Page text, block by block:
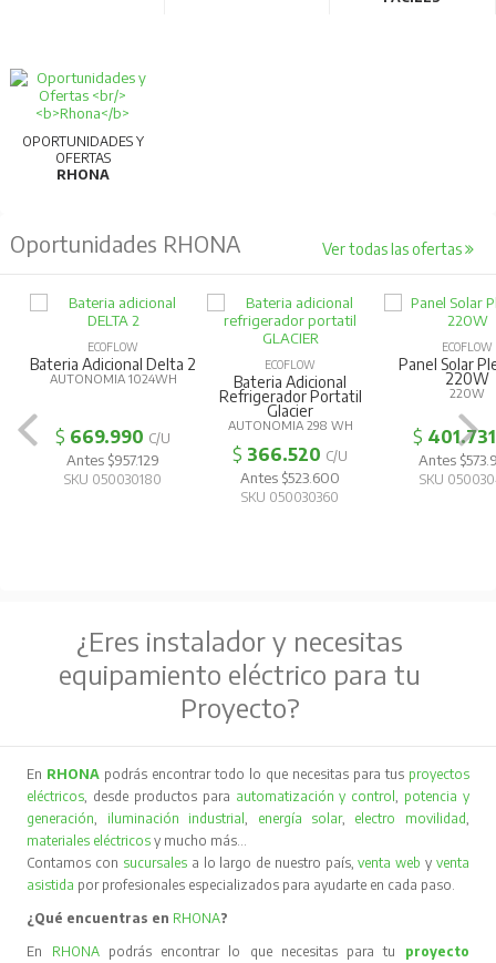
OPORTUNIDADES Y
OFERTAS
RHONA
Oportunidades RHONA Ver todas las ofertas
ECOFLOW
Bateria Adicional Delta 2
AUTONOMIA 1024WH
$ 669.990 C/U
Antes $957.129
SKU 050030180
ECOFLOW
Bateria Adicional
Refrigerador Portatil
Glacier
AUTONOMIA 298 WH
$ 366.520 C/U
Antes $523.600
SKU 050030360
ECOFLOW
Panel Solar
220W
220W
$ 401.731
Antes
SKU
¿Eres instalador y necesitas
equipamiento eléctrico para tu
Proyecto?
En RHONA podrás encontrar todo lo que necesitas para tus proyectos
eléctricos , desde productos para automatización y control
potencia y
generación
iluminación industrial energía solar, electro movilidad
materiales eléctricos y mucho más…
Contamos con sucursales a lo largo de nuestro país,venta web y venta
asistida por profesionales especializados para ayudarte en cada paso.
¿Qué encuentras en RHONA?
En RHONA podrás encontrar lo que necesitas para tu proyecto